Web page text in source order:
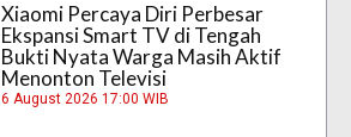
Xiaomi Percaya Diri Perbesar
Ekspansi Smart TV di Tengah
Bukti Nyata Warga Masih Aktif
Menonton Televisi
6 August 2026 17:00 WIB